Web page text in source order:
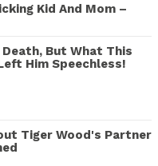
Kid And Mom –
But What This
Him Speechless!
Tiger Wood's Partner